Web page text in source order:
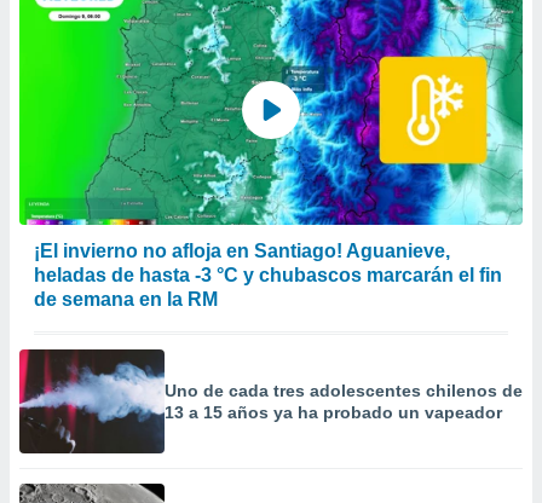
¡El invierno no afloja en Santiago! Aguanieve,
heladas de hasta -3 °C y chubascos marcarán el fin
de semana en la RM
Uno de cada tres adolescentes chilenos de
13 a 15 años ya ha probado un vapeador